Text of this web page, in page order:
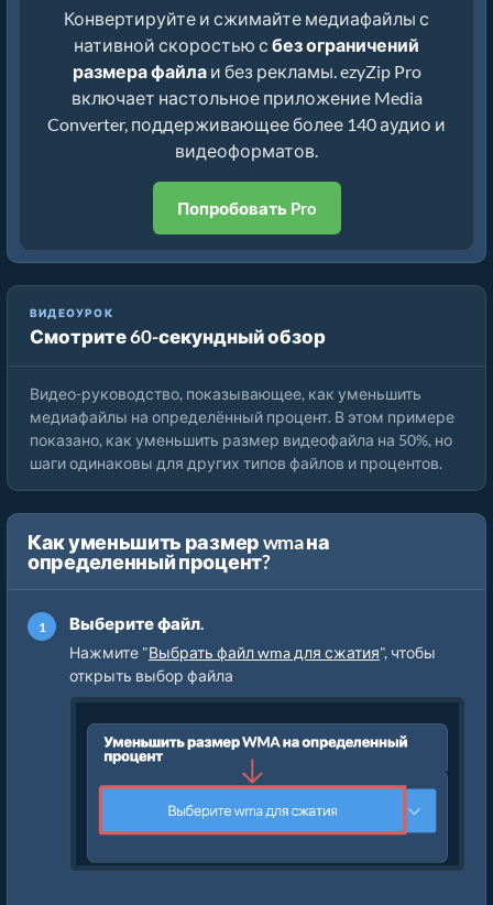
Конвертируйте и сжимайте медиафайлы с
нативной скоростью с без ограничений
размера файлаи без рекламы. ezyZip Pro
включает настольное приложение Media
Converter, поддерживающее более 140 аудио и
видеоформатов.
Попробовать Pro
ВИДЕОУРОК
Смотрите 60-секундный обзор
Как Уменьшить Медиафайлы на Процент (Простое
Руководство)
Видео-руководство, показывающее, как уменьшить
медиафайлы на определённый процент. В этом примере
показано, как уменьшить размер видеофайла на 50%, но
шаги одинаковы для других типов файлов и процентов.
Как уменьшить размер wma на
определенный процент?
Выберите файл.
Нажмите "Выбрать файл wma для сжатия", чтобы
открыть выбор файла